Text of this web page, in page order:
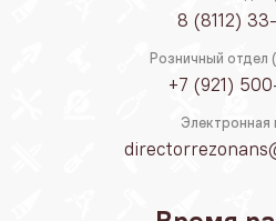
8 (8112)
Розничный отдел
+7 (921)
Электронная